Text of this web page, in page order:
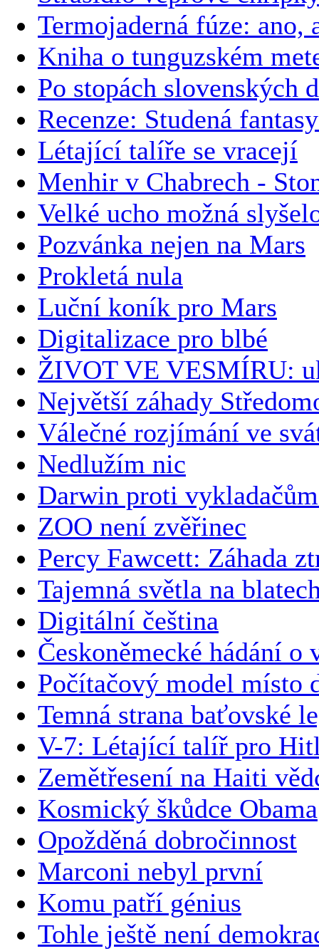
Termojaderná fúze: ano,
Kniha o tunguzském
Po stopách slovenských
Recenze: Studená
Létající talíře se vracejí
Menhir v Chabrech -
Velké ucho možná
Pozvánka nejen na Mars
Prokletá nula
Luční koník pro Mars
Digitalizace pro blbé
ŽIVOT VE VESMÍRU:
Největší záhady
Válečné rozjímání ve
Nedlužím nic
Darwin proti
ZOO není zvěřinec
Percy Fawcett: Záhada
Tajemná světla na
Digitální čeština
Českoněmecké hádání
Počítačový model místo
Temná strana baťovské
V-7: Létající talíř pro
Zemětřesení na Haiti
Kosmický škůdce Obama
Opožděná dobročinnost
Marconi nebyl první
Komu patří génius
Tohle ještě není